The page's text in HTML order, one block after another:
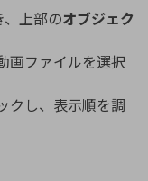
、上部のオブジェク
画ファイルを選択
クし、表示順を調